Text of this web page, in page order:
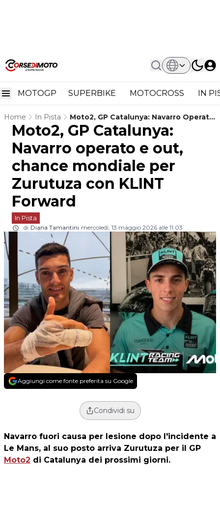
MOTOGP SUPERBIKE MOTOCROSS IN
Home In Pista
Moto2, GP Catalunya: Navarro Operato
E Out, Chance Mondiale Per Zurutuza
Con KLINT Forward
Moto2, GP Catalunya:
Navarro operato e out,
chance mondiale per
Zurutuza con KLINT
Forward
In Pista
di Diana Tamantini mercoledì, 13 maggio 2026 alle 11:03
Aggiungi come fonte preferita su Google
Condividi su
Navarro fuori causa per lesione dopo l'incidente a
Le Mans, al suo posto arriva Zurutuza per il GP
Moto2 di Catalunya dei prossimi giorni.